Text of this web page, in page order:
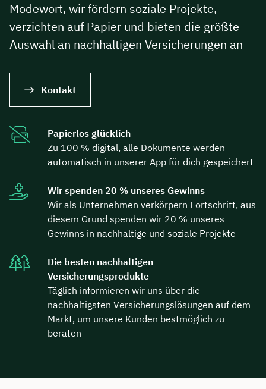
Modewort, wir fördern soziale Projekte,
verzichten auf Papier und bieten die größte
Auswahl an nachhaltigen Versicherungen an
Kontakt
Papierlos glücklich
Zu 100 % digital, alle Dokumente werden
automatisch in unserer App für dich gespeichert
Wir spenden 20 % unseres Gewinns
Wir als Unternehmen verkörpern Fortschritt, aus
diesem Grund spenden wir 20 % unseres
Gewinns in nachhaltige und soziale Projekte
Die besten nachhaltigen
Versicherungsprodukte
Täglich informieren wir uns über die
nachhaltigsten Versicherungslösungen auf dem
Markt, um unsere Kunden bestmöglich zu
beraten